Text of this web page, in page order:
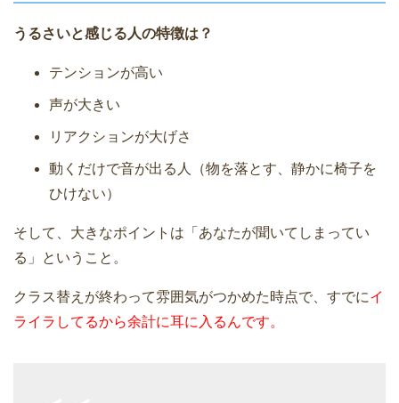
うるさいと感じる人の特徴は？
テンションが高い
声が大きい
リアクションが大げさ
動くだけで音が出る人（物を落とす、静かに椅子を
ひけない）
そして、大きなポイントは「あなたが聞いてしまってい
る」ということ。
クラス替えが終わって雰囲気がつかめた時点で、すでにイ
ライラしてるから余計に耳に入るんです。